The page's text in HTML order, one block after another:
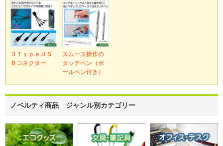
３ＴｙｐｅＵＳ
Ｂコネクター
スムース操作の
タッチペン（ボ
ールペン付き）
ノベルティ商品 ジャンル別カテゴリー